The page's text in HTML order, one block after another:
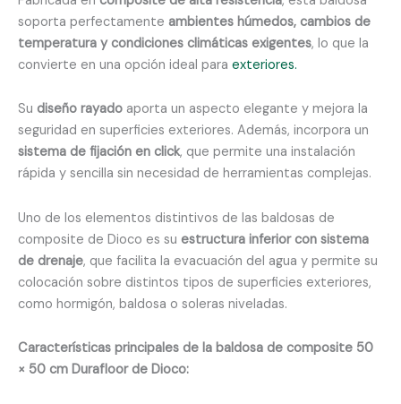
soporta perfectamente ambientes húmedos, cambios de
temperatura y condiciones climáticas exigentes, lo que la
convierte en una opción ideal para exteriores.
Su diseño rayado aporta un aspecto elegante y mejora la
seguridad en superficies exteriores. Además, incorpora un
sistema de fijación en click, que permite una instalación
rápida y sencilla sin necesidad de herramientas complejas.
Uno de los elementos distintivos de las baldosas de
composite de Dioco es su estructura inferior con sistema
de drenaje, que facilita la evacuación del agua y permite su
colocación sobre distintos tipos de superficies exteriores,
como hormigón, baldosa o soleras niveladas.
Características principales de la baldosa de composite 50
× 50 cm Durafloor de Dioco: